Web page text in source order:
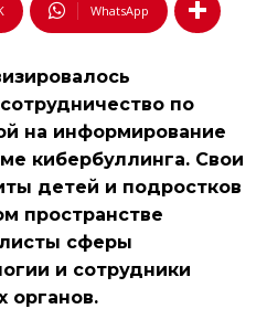
WhatsApp
по
на информирование
кибербуллинга. Свои
детей и подростков
пространстве
сферы
и сотрудники
органов.